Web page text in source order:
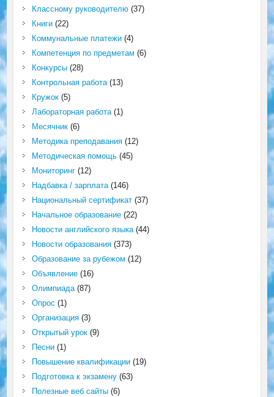
Классному руководителю(37)
Книги(22)
Коммунальные платежи(4)
Компетенция по предметам (6)
Конкурсы(28)
Контрольная работа(13)
Кружок(5)
Лабораторная работа(1)
Месячник(6)
Методика преподавания(12)
Методическая помощь(45)
Мониторинг(12)
Надбавка / зарплата(146)
Национальный сертификат(37)
Начальное образование(22)
Новости английского языка(44)
Новости образования(373)
Образование за рубежом (12)
Объявление(16)
Олимпиада(87)
Опрос (1)
Организация(3)
Открытый урок(9)
Песни(1)
Повышение квалификации(19)
Подготовка к экзамену(63)
Полезные веб сайты(6)